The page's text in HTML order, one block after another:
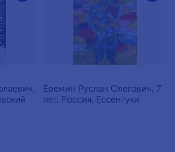
Еремин Руслан Олегович, 7
лет, Россия, Ессентуки